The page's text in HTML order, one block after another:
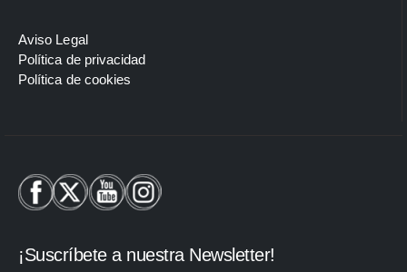
Aviso Legal
Política de privacidad
Política de cookies
¡Suscríbete a nuestra Newsletter!